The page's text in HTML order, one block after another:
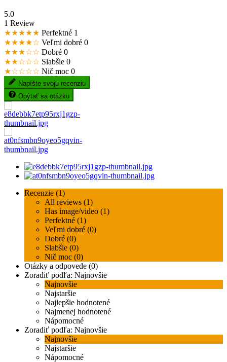
5.0
1 Review
★★★★★ Perfektné 1
★★★★☆ Veľmi dobré 0
★★★☆☆ Dobré 0
★★☆☆☆ Slabšie 0
★☆☆☆☆ Nič moc 0
Napíšte svoju recenziu
Opýtať sa otázku
Recenzie (1)
All reviews (1)
Has image/video (1)
Perfektné (1)
Veľmi dobré (0)
Dobré (0)
Slabšie (0)
Nič moc (0)
Otázky a odpovede (0)
Zoradiť podľa: Najnovšie
Najnovšie
Najstaršie
Najlepšie hodnotené
Najmenej hodnotené
Nápomocné
Zoradiť podľa: Najnovšie
Najnovšie
Najstaršie
Nápomocné